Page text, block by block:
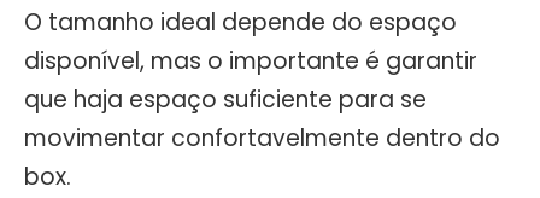
O tamanho ideal depende do espaço
disponível, mas o importante é garantir
que haja espaço suficiente para se
movimentar confortavelmente dentro do
box.